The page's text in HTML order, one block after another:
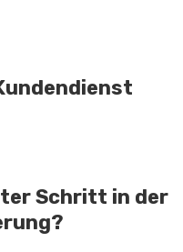
Schritt in der